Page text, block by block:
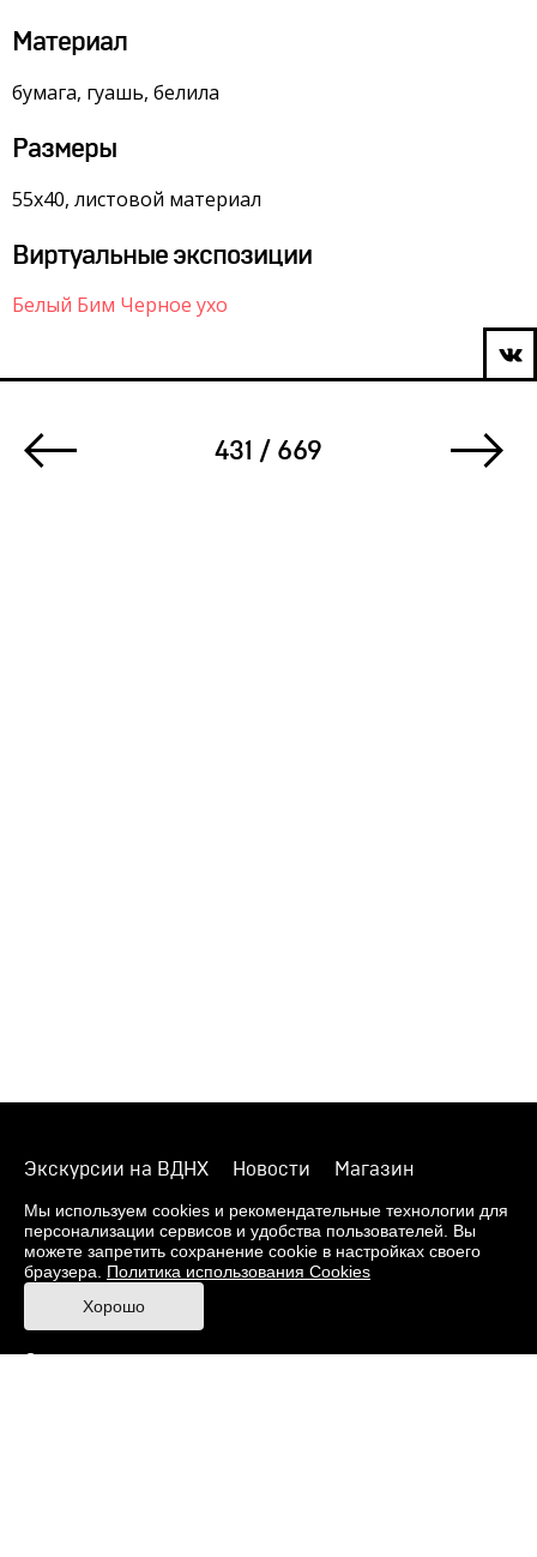
Материал
бумага, гуашь, белила
Размеры
55х40, листовой материал
Виртуальные экспозиции
Белый Бим Черное ухо
431 / 669
Экскурсии на ВДНХ Новости
Магазин
О музее
Фонды
Виртуальный музей
Издания
Пресс-центр
Контакты
Правила посещения Музея
Ответы на частые вопросы
Мы используем cookies и рекомендательные технологии для
персонализации сервисов и удобства пользователей. Вы
можете запретить сохранение cookie в настройках своего
браузера. Политика использования Cookies
Хорошо